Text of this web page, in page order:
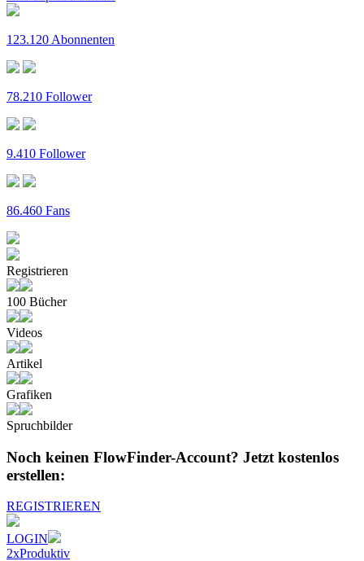
123.120 Abonnenten
78.210 Follower
9.410 Follower
86.460 Fans
Registrieren
100 Bücher
Videos
Artikel
Grafiken
Spruchbilder
Noch keinen FlowFinder-Account? Jetzt kostenlos
erstellen:
REGISTRIEREN
LOGIN
2xProduktiv